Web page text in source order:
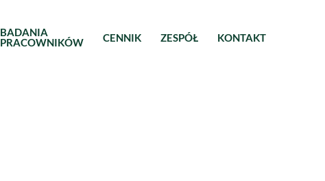
BADANIA
PRACOWNIKÓW
CENNIK ZESPÓŁ KONTAKT